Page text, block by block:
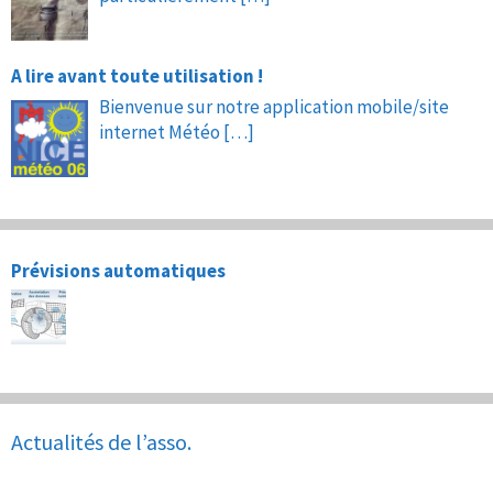
A lire avant toute utilisation !
Bienvenue sur notre application mobile/site
internet Météo […]
Prévisions automatiques
Actualités de l’asso.